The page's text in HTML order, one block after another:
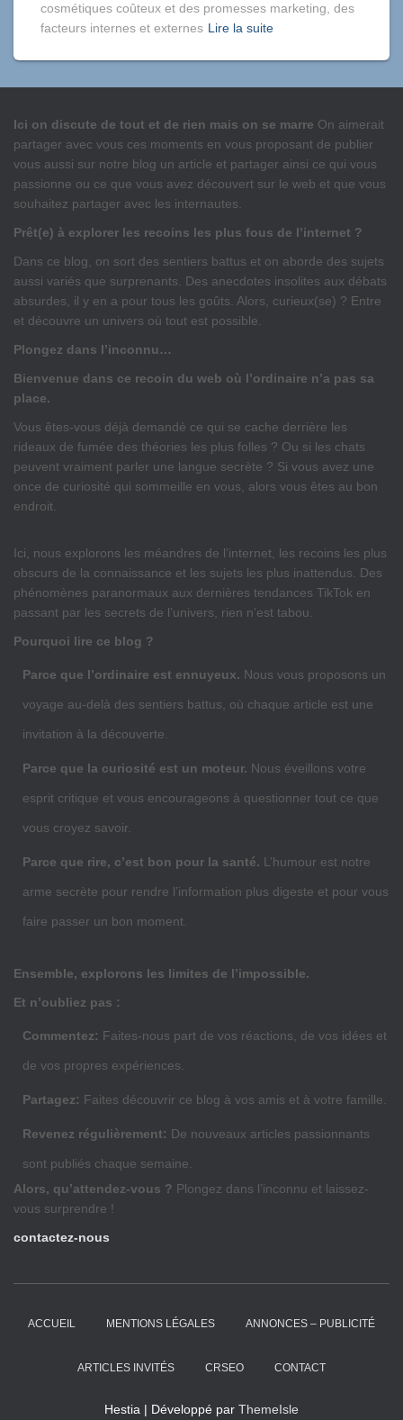
cosmétiques coûteux et des promesses marketing, des
facteurs internes et externes Lire la suite
Ici on discute de tout et de rien mais on se marre On aimerait
partager avec vous ces moments en vous proposant de publier
vous aussi sur notre blog un article et partager ainsi ce qui vous
passionne ou ce que vous avez découvert sur le web et que vous
souhaitez partager avec les internautes.
Prêt(e) à explorer les recoins les plus fous de l’internet ?
Dans ce blog, on sort des sentiers battus et on aborde des sujets
aussi variés que surprenants. Des anecdotes insolites aux débats
absurdes, il y en a pour tous les goûts. Alors, curieux(se) ? Entre
et découvre un univers où tout est possible.
Plongez dans l’inconnu…
Bienvenue dans ce recoin du web où l’ordinaire n’a pas sa
place.
Vous êtes-vous déjà demandé ce qui se cache derrière les
rideaux de fumée des théories les plus folles ? Ou si les chats
peuvent vraiment parler une langue secrète ? Si vous avez une
once de curiosité qui sommeille en vous, alors vous êtes au bon
endroit.
Ici, nous explorons les méandres de l’internet, les recoins les plus
obscurs de la connaissance et les sujets les plus inattendus. Des
phénomènes paranormaux aux dernières tendances TikTok en
passant par les secrets de l’univers, rien n’est tabou.
Pourquoi lire ce blog ?
Parce que l’ordinaire est ennuyeux. Nous vous proposons un
voyage au-delà des sentiers battus, où chaque article est une
invitation à la découverte.
Parce que la curiosité est un moteur. Nous éveillons votre
esprit critique et vous encourageons à questionner tout ce que
vous croyez savoir.
Parce que rire, c’est bon pour la santé. L’humour est notre
arme secrète pour rendre l’information plus digeste et pour vous
faire passer un bon moment.
Ensemble, explorons les limites de l’impossible.
Et n’oubliez pas :
Commentez: Faites-nous part de vos réactions, de vos idées et
de vos propres expériences.
Partagez: Faites découvrir ce blog à vos amis et à votre famille.
Revenez régulièrement: De nouveaux articles passionnants
sont publiés chaque semaine.
Alors, qu’attendez-vous ? Plongez dans l’inconnu et laissez-
vous surprendre !
contactez-nous
ACCUEIL MENTIONS LÉGALES ANNONCES – PUBLICITÉ
ARTICLES INVITÉS CRSEO CONTACT
Hestia | Développé par ThemeIsle